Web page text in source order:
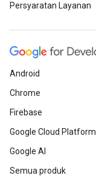
Persyaratan Layanan
Android
Chrome
Firebase
Google Cloud Platform
Google AI
Semua produk